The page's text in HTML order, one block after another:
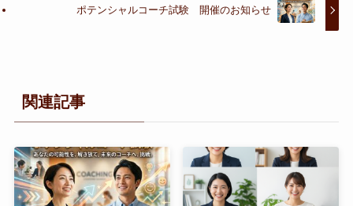
ポテンシャルコーチ試験 開催のお知らせ
関連記事